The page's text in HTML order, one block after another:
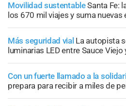
Movilidad sustentableSanta Fe:
los 670 mil viajes y suma nuevas
Más seguridad vial La autopista
luminarias LED entre Sauce
Con un fuerte llamado a la
prepara para recibir a miles de